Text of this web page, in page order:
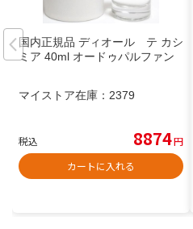
国内正規品 ディオール テ カシ
ミア 40ml オードゥパルファン
マイストア在庫： 2379
税込 8874円
カートに入れる